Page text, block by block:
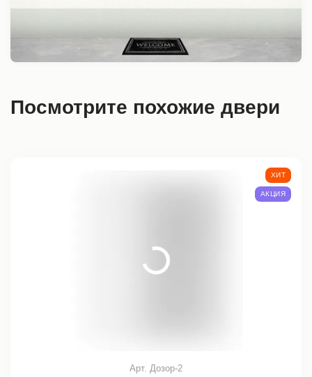
Посмотрите похожие двери
Арт. Дозор-2
ХИТ
АКЦИЯ